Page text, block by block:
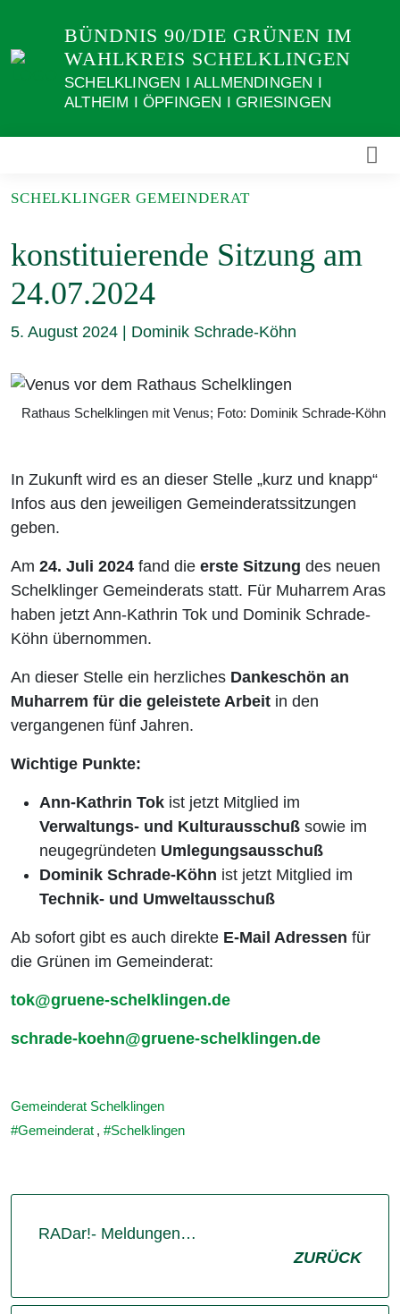
Inhalt
BÜNDNIS 90/DIE GRÜNEN IM
WAHLKREIS SCHELKLINGEN
SCHELKLINGEN I ALLMENDINGEN I
ALTHEIM I ÖPFINGEN I GRIESINGEN
SCHELKLINGER GEMEINDERAT
konstituierende Sitzung am
24.07.2024
5. August 2024 Dominik Schrade-Köhn
Rathaus Schelklingen mit Venus; Foto: Dominik Schrade-Köhn
In Zukunft wird es an dieser Stelle „kurz und knapp“
Infos aus den jeweiligen Gemeinderatssitzungen
geben.
Am 24. Juli 2024 fand die erste Sitzung des neuen
Schelklinger Gemeinderats statt. Für Muharrem Aras
haben jetzt Ann-Kathrin Tok und Dominik Schrade-
Köhn übernommen.
An dieser Stelle ein herzliches Dankeschön an
Muharrem für die geleistete Arbeit in den
vergangenen fünf Jahren.
Wichtige Punkte:
Ann-Kathrin Tok ist jetzt Mitglied im
Verwaltungs- und Kulturausschuß sowie im
neugegründeten Umlegungsausschuß
Dominik Schrade-Köhn ist jetzt Mitglied im
Technik- und Umweltausschuß
Ab sofort gibt es auch direkte E-Mail Adressen für
die Grünen im Gemeinderat:
tok@gruene-schelklingen.de
schrade-koehn@gruene-schelklingen.de
Gemeinderat Schelklingen
Gemeinderat , Schelklingen
RADar!- Meldungen…
ZURÜCK